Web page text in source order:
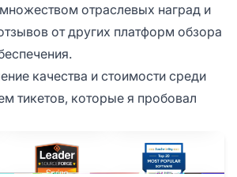
отраслевых наград и
от других платформ обзора
качества и стоимости среди
тикетов, которые я пробовал